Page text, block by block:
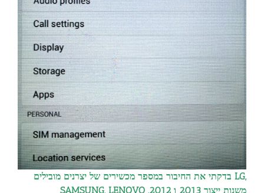
בדקתי את החיבור במספר מכשירים של יצרנים מובילים LG,
SAMSUNG, LENOVO משנות ייצור 2013 ו 2012,